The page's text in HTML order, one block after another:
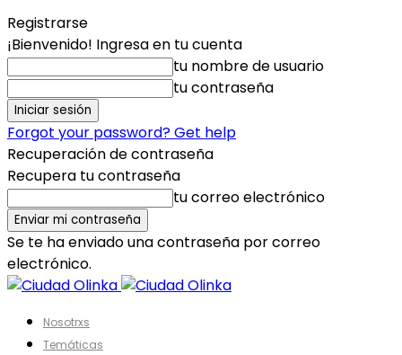
Registrarse
¡Bienvenido! Ingresa en tu cuenta
tu nombre de usuario
tu contraseña
Forgot your password? Get help
Recuperación de contraseña
Recupera tu contraseña
tu correo electrónico
Se te ha enviado una contraseña por correo
electrónico.
Nosotrxs
Temáticas